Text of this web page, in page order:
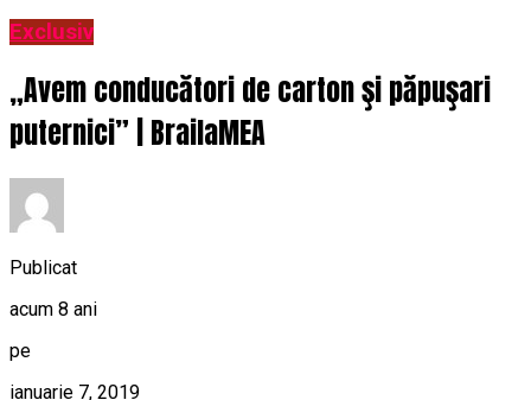
Exclusiv
„Avem conducători de carton şi păpuşari
puternici” | BrailaMEA
Publicat
acum 8 ani
pe
ianuarie 7, 2019